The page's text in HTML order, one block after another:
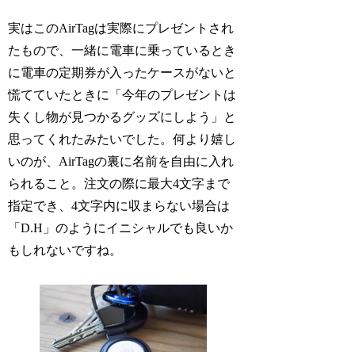
実はこのAirTagは実際にプレゼントされ
たもので、一緒に電車に乗っているとき
に電車の定期券が入ったケースがないと
慌てていたときに「今年のプレゼントは
失くし物が見つかるグッズにしよう」と
思ってくれたみたいでした。何より嬉し
いのが、AirTagの裏に名前を自由に入れ
られること。注文の際に最大4文字まで
指定でき、4文字内に収まらない場合は
「D.H」のようにイニシャルでも良いか
もしれないですね。